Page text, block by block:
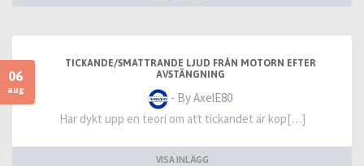
06
aug
TICKANDE/SMATTRANDE LJUD FRÅN MOTORN EFTER
AVSTÄNGNING
- By AxelE80
Har dykt upp en teori om att tickandet är kop[…]
VISA INLÄGG